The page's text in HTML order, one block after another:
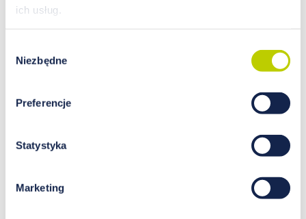
ich usług.
zgody
Niezbędne
Preferencje
Statystyka
Marketing
STAROŻYTNOŚĆ I
połączenie korzystne dla
W dzisiejszym podejściu do zdrowia daje się
nawet starożytnych koncepcji. Rozwój nauki i
technologii pozwoliły na poznanie zasad
atomów i okazało się, że zasady te rządzą
również ogólnym funkcjonowaniem ludzkiego